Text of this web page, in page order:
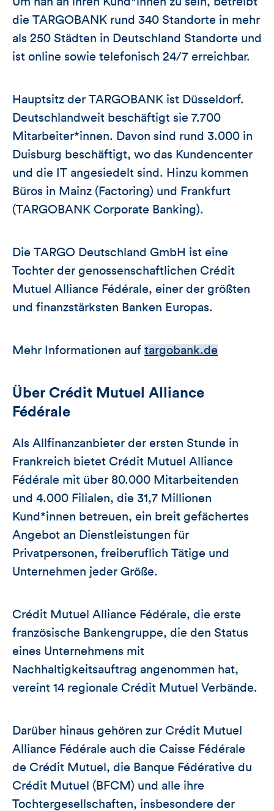
die TARGOBANK rund 340 Standorte in mehr
als 250 Städten in Deutschland Standorte und
ist online sowie telefonisch 24/7 erreichbar.
Hauptsitz der TARGOBANK ist Düsseldorf.
Deutschlandweit beschäftigt sie 7.700
Mitarbeiter*innen. Davon sind rund 3.000 in
Duisburg beschäftigt, wo das Kundencenter
und die IT angesiedelt sind. Hinzu kommen
Büros in Mainz (Factoring) und Frankfurt
(TARGOBANK Corporate Banking).
Die TARGO Deutschland GmbH ist eine
Tochter der genossenschaftlichen Crédit
Mutuel Alliance Fédérale, einer der größten
und finanzstärksten Banken Europas.
Mehr Informationen auf targobank.de
Über Crédit Mutuel Alliance
Fédérale
Als Allfinanzanbieter der ersten Stunde in
Frankreich bietet Crédit Mutuel Alliance
Fédérale mit über 80.000 Mitarbeitenden
und 4.000 Filialen, die 31,7 Millionen
Kund*innen betreuen, ein breit gefächertes
Angebot an Dienstleistungen für
Privatpersonen, freiberuflich Tätige und
Unternehmen jeder Größe.
Crédit Mutuel Alliance Fédérale, die erste
französische Bankengruppe, die den Status
eines Unternehmens mit
Nachhaltigkeitsauftrag angenommen hat,
vereint 14 regionale Crédit Mutuel Verbände.
Darüber hinaus gehören zur Crédit Mutuel
Alliance Fédérale auch die Caisse Fédérale
de Crédit Mutuel, die Banque Fédérative du
Crédit Mutuel (BFCM) und alle ihre
Tochtergesellschaften, insbesondere der